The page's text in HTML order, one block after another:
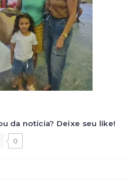
da notícia? Deixe seu like!
0